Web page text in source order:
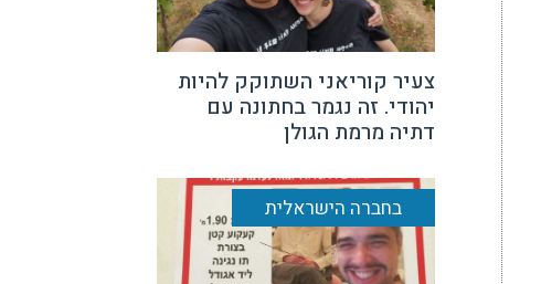
צעיר קוריאני השתוקק להיות
יהודי. זה נגמר בחתונה עם
דתיה מרמת הגולן
בחברה הישראלית